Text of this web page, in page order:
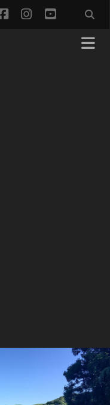
facebook
instagram
youtube